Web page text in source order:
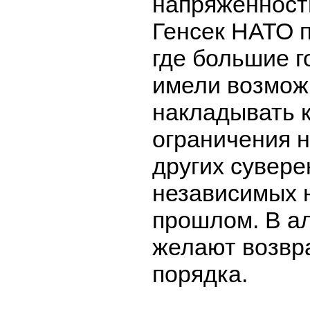
Генсек НАТО
где большие
имели
накладывать
ограничения
других
независимых
прошлом. В
желают
порядка.